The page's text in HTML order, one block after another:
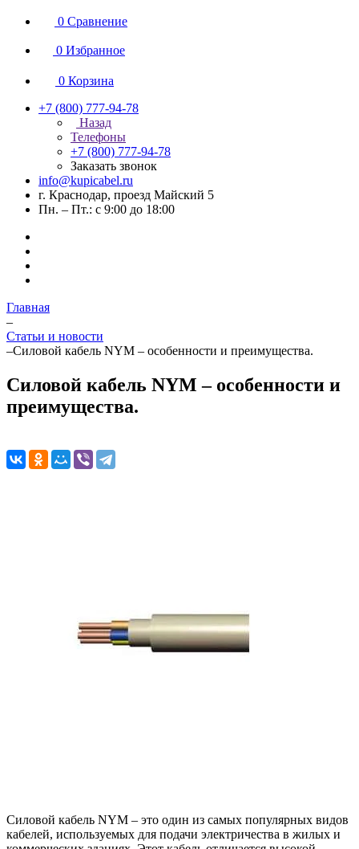
0 Сравнение
0 Избранное
0 Корзина
+7 (800) 777-94-78
Назад
Телефоны
+7 (800) 777-94-78
Заказать звонок
info@kupicabel.ru
г. Краснодар, проезд Майский 5
Пн. – Пт.: с 9:00 до 18:00
Главная
–
Статьи и новости
–Силовой кабель NYM – особенности и преимущества.
Силовой кабель NYM – особенности и
преимущества.
Силовой кабель NYM – это один из самых популярных видов
кабелей, используемых для подачи электричества в жилых и